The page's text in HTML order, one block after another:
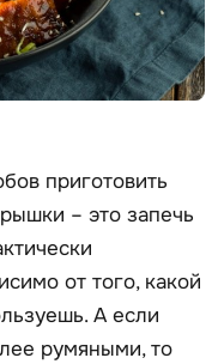
приготовить
– это запечь
от того, какой
А если
румяными, то